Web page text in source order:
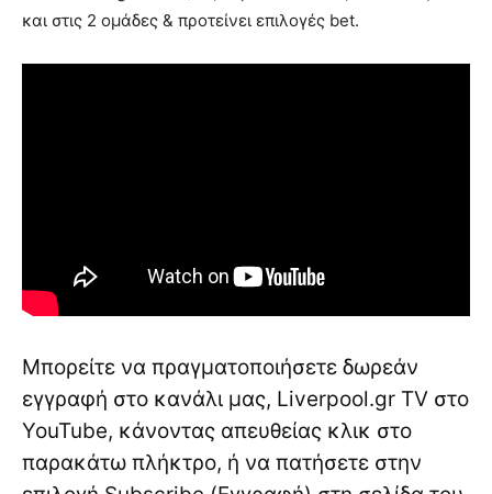
και στις 2 ομάδες & προτείνει επιλογές bet.
Μπορείτε να πραγματοποιήσετε δωρεάν
εγγραφή στο κανάλι μας, Liverpool.gr TV στο
YouTube, κάνοντας απευθείας κλικ στο
παρακάτω πλήκτρο, ή να πατήσετε στην